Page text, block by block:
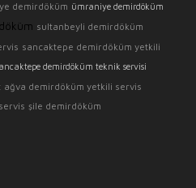
demirdöküm ümraniye demirdöküm
sultanbeyli demirdöküm
sancaktepe demirdöküm yetkili
demirdöküm teknik servisi
ağva demirdöküm yetkili servis
şile demirdöküm